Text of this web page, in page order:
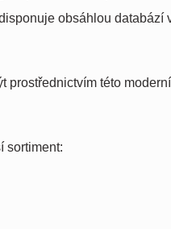
obsáhlou databází
prostřednictvím této
sortiment: